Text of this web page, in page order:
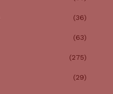
(36)
(63)
(275)
(29)